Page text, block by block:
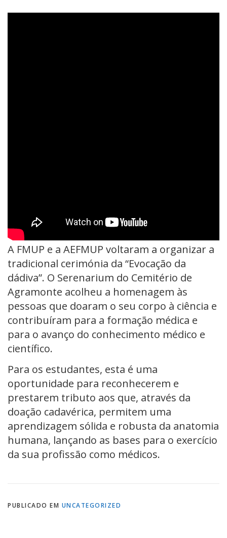
A FMUP e a AEFMUP voltaram a organizar a
tradicional cerimónia da “Evocação da
dádiva”. O Serenarium do Cemitério de
Agramonte acolheu a homenagem às
pessoas que doaram o seu corpo à ciência e
contribuíram para a formação médica e
para o avanço do conhecimento médico e
científico.
Para os estudantes, esta é uma
oportunidade para reconhecerem e
prestarem tributo aos que, através da
doação cadavérica, permitem uma
aprendizagem sólida e robusta da anatomia
humana, lançando as bases para o exercício
da sua profissão como médicos.
PUBLICADO EM UNCATEGORIZED